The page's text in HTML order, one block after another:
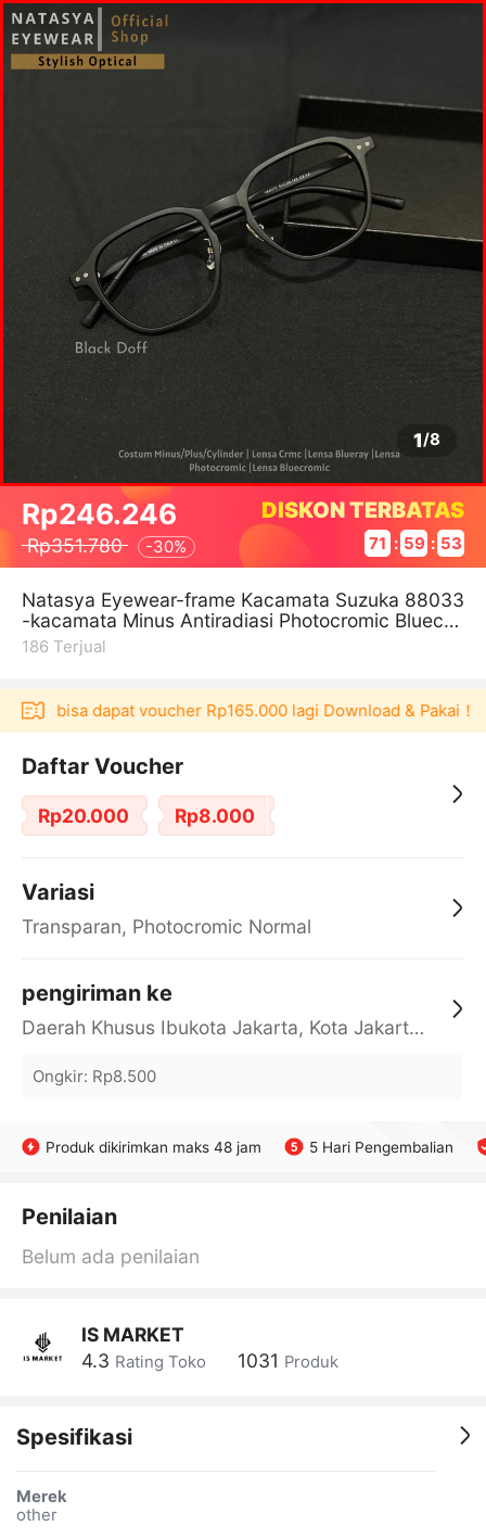
1/8
Rp246.246
Rp351.780 -30%
DISKON TERBATAS
71 : 59 : 52
Natasya Eyewear-frame Kacamata Suzuka 88033
-kacamata Minus Antiradiasi Photocromic Bluecro
mic
186 Terjual
bisa dapat voucher Rp165.000 lagi Download & Pakai！
Daftar Voucher
Rp20.000 Rp8.000
Variasi
Transparan, Photocromic Normal
pengiriman ke
Daerah Khusus Ibukota Jakarta, Kota Jakarta Barat, Cengkareng, yy
Ongkir: Rp8.500
Produk dikirimkan maks 48 jam 5 Hari Pengembalian
Penilaian
Belum ada penilaian
IS MARKET
4.3 Rating Toko 1031 Produk
Spesifikasi
Merek
other